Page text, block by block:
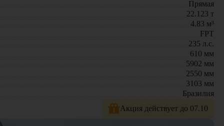
в любых условиях. Современные технологии и удобная
Прямая
22.123 т
4.83 м³
FPT
235 л.с.
610 мм
5902 мм
2550 мм
3103 мм
Бразилия
Акция действует до 07.10